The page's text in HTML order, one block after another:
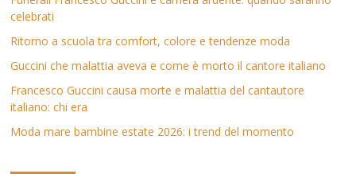
celebrati
Ritorno a scuola tra comfort, colore e tendenze moda
Guccini che malattia aveva e come è morto il cantore italiano
Francesco Guccini causa morte e malattia del cantautore
italiano: chi era
Moda mare bambine estate 2026: i trend del momento